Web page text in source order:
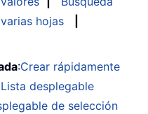
hojas
:Crear rápidamente
Lista desplegable
de selección